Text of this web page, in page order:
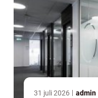
31 juli 2026 admin